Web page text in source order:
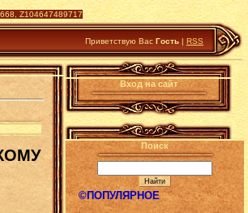
Z104647489717
Приветствую Вас Гость | RSS
Вход на сайт
Поиск
©ПОПУЛЯРНОЕ